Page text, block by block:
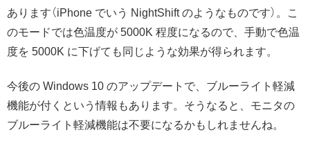
あります（iPhone でいう NightShift のようなものです）。こ
のモードでは色温度が 5000K 程度になるので、手動で色温
度を 5000K に下げても同じような効果が得られます。
今後の Windows 10 のアップデートで、ブルーライト軽減
機能が付くという情報もあります。そうなると、モニタの
ブルーライト軽減機能は不要になるかもしれませんね。